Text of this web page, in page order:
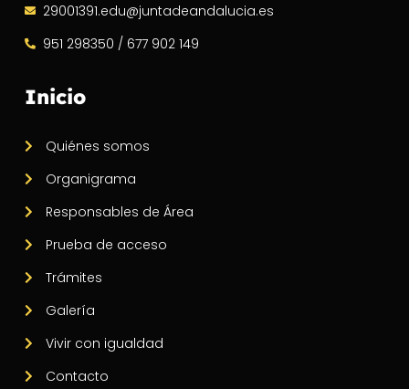
29001391.edu@juntadeandalucia.es
951 298350 / 677 902 149
Inicio
Quiénes somos
Organigrama
Responsables de Área
Prueba de acceso
Trámites
Galería
Vivir con igualdad
Contacto